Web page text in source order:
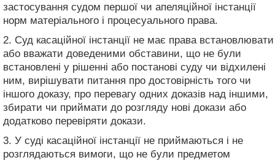
застосування судом першої чи апеляційної інстанції
норм матеріального і процесуального права.
2. Суд касаційної інстанції не має права встановлювати
або вважати доведеними обставини, що не були
встановлені у рішенні або постанові суду чи відхилені
ним, вирішувати питання про достовірність того чи
іншого доказу, про перевагу одних доказів над іншими,
збирати чи приймати до розгляду нові докази або
додатково перевіряти докази.
3. У суді касаційної інстанції не приймаються і не
розглядаються вимоги, що не були предметом